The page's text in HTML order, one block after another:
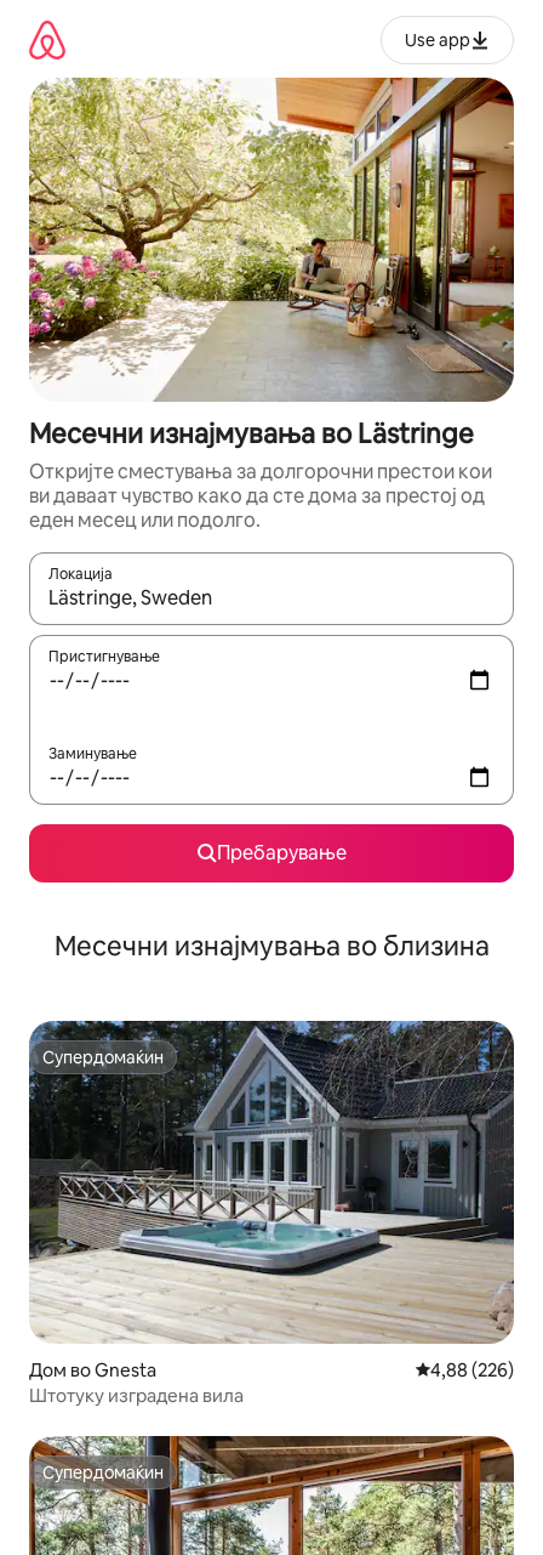
содржина
Use app
Месечни изнајмувања во Lästringe
Откријте сместувања за долгорочни престои кои
ви даваат чувство како да сте дома за престој од
еден месец или подолго.
Локација
Кога резултатите се достапни, движете се со копчињата
Пристигнување
Заминување
Пребарување
Месечни изнајмувања во близина
Супердомаќин
Супердомаќин
Дом во Gnesta Просечна
4,88 (226)
Штотуку изградена вила
Супердомаќин
Супердомаќин